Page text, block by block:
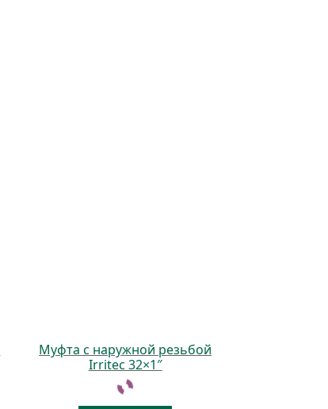
Муфта с наружной резьбой
Irritec 32×1″